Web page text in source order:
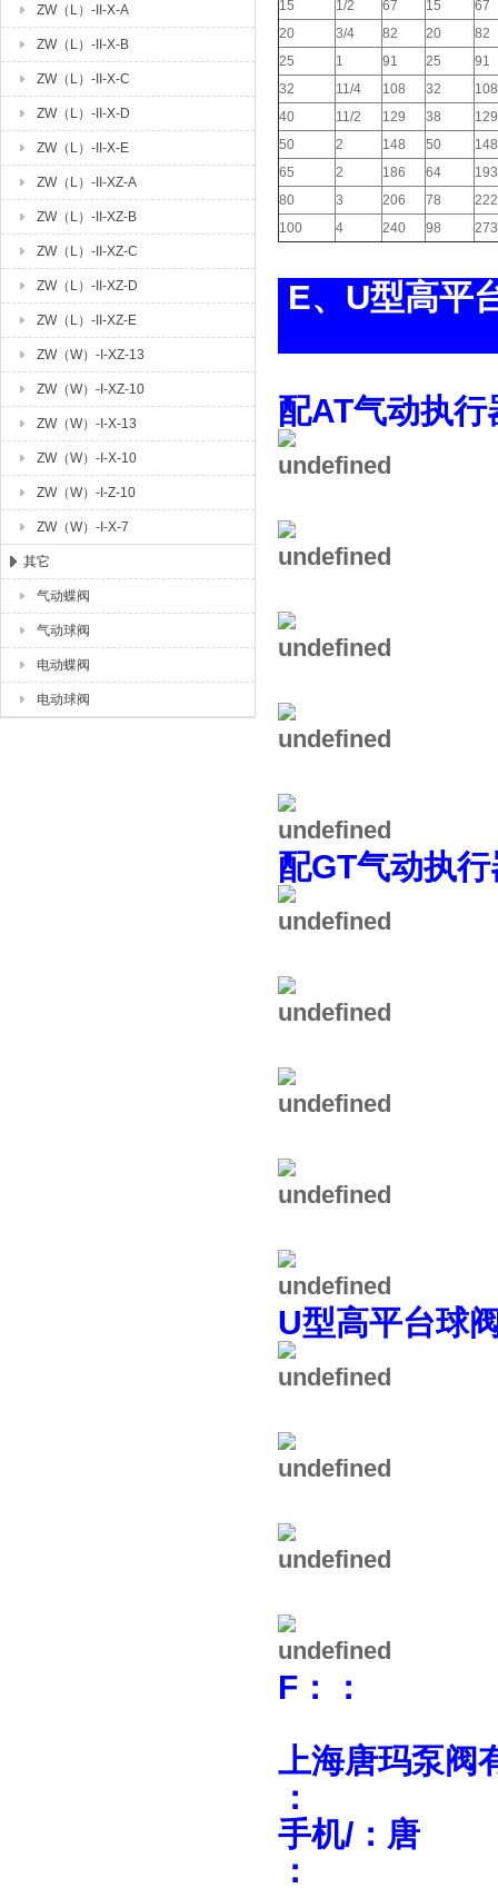
ZW（L）-II-X-A
ZW（L）-II-X-B
ZW（L）-II-X-C
ZW（L）-II-X-D
ZW（L）-II-X-E
ZW（L）-II-XZ-A
ZW（L）-II-XZ-B
ZW（L）-II-XZ-C
ZW（L）-II-XZ-D
ZW（L）-II-XZ-E
ZW（W）-I-XZ-13
ZW（W）-I-XZ-10
ZW（W）-I-X-13
ZW（W）-I-X-10
ZW（W）-I-Z-10
ZW（W）-I-X-7
其它
气动蝶阀
气动球阀
电动蝶阀
电动球阀
15 1/2 67 15
67
20
3/4 82 20
82
25
1 91 25
91
32
11/4 108 32
108
40
11/2 129 38
129
50
2 148 50
148
65
2 186 64
193
80
3 206 78
222
100
4 240 98 273
E、U型
配AT气动执行
配GT气动执
U型高平台球
F
上海唐玛泵阀
：
手机/：唐
：